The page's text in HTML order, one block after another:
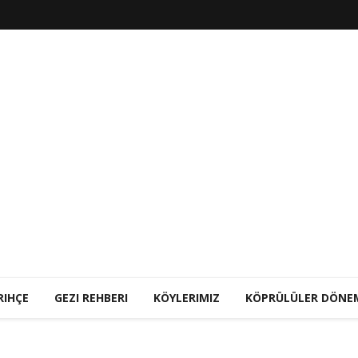
GEZI REHBERI KÖYLERIMIZ KÖPRÜLÜLER